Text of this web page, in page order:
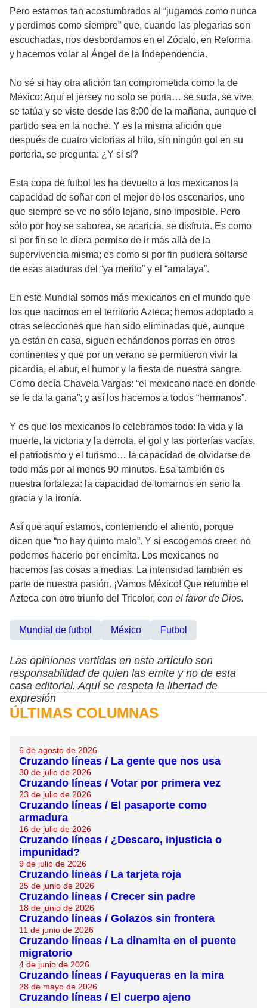
Pero estamos tan acostumbrados al “jugamos como nunca
y perdimos como siempre” que, cuando las plegarias son
escuchadas, nos desbordamos en el Zócalo, en Reforma
y hacemos volar al Ángel de la Independencia.
No sé si hay otra afición tan comprometida como la de
México: Aquí el jersey no solo se porta… se suda, se vive,
se tatúa y se viste desde las 8:00 de la mañana, aunque el
partido sea en la noche. Y es la misma afición que
después de cuatro victorias al hilo, sin ningún gol en su
portería, se pregunta: ¿Y si sí?
Esta copa de futbol les ha devuelto a los mexicanos la
capacidad de soñar con el mejor de los escenarios, uno
que siempre se ve no sólo lejano, sino imposible. Pero
sólo por hoy se saborea, se acaricia, se disfruta. Es como
si por fin se le diera permiso de ir más allá de la
supervivencia misma; es como si por fin pudiera soltarse
de esas ataduras del “ya merito” y el “amalaya”.
En este Mundial somos más mexicanos en el mundo que
los que nacimos en el territorio Azteca; hemos adoptado a
otras selecciones que han sido eliminadas que, aunque
ya están en casa, siguen echándonos porras en otros
continentes y que por un verano se permitieron vivir la
picardía, el abur, el humor y la fiesta de nuestra sangre.
Como decía Chavela Vargas: “el mexicano nace en donde
se le da la gana”; y así los hacemos a todos “hermanos”.
Y es que los mexicanos lo celebramos todo: la vida y la
muerte, la victoria y la derrota, el gol y las porterías vacías,
el patriotismo y el turismo… la capacidad de olvidarse de
todo más por al menos 90 minutos. Esa también es
nuestra fortaleza: la capacidad de tomarnos en serio la
gracia y la ironía.
Así que aquí estamos, conteniendo el aliento, porque
dicen que “no hay quinto malo”. Y si escogemos creer, no
podemos hacerlo por encimita. Los mexicanos no
hacemos las cosas a medias. La intensidad también es
parte de nuestra pasión. ¡Vamos México! Que retumbe el
Azteca con otro triunfo del Tricolor, con el favor de Dios.
Mundial de futbol México Futbol
Las opiniones vertidas en este artículo son
responsabilidad de quien las emite y no de esta
casa editorial. Aquí se respeta la libertad de
expresión
ÚLTIMAS COLUMNAS
6 de agosto de 2026
Cruzando líneas / La gente que nos usa
30 de julio de 2026
Cruzando líneas / Votar por primera vez
23 de julio de 2026
Cruzando líneas / El pasaporte como
armadura
16 de julio de 2026
Cruzando líneas / ¿Descaro, injusticia o
impunidad?
9 de julio de 2026
Cruzando líneas / La tarjeta roja
25 de junio de 2026
Cruzando líneas / Crecer sin padre
18 de junio de 2026
Cruzando líneas / Golazos sin frontera
11 de junio de 2026
Cruzando líneas / La dinamita en el puente
migratorio
4 de junio de 2026
Cruzando líneas / Fayuqueras en la mira
28 de mayo de 2026
Cruzando líneas / El cuerpo ajeno